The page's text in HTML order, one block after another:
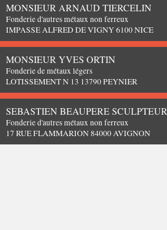
MONSIEUR ARNAUD TIERCELIN
Fonderie d'autres métaux non ferreux
IMPASSE ALFRED DE VIGNY 6100 NICE
MONSIEUR YVES ORTIN
Fonderie de métaux légers
LOTISSEMENT N 13 13790 PEYNIER
SEBASTIEN BEAUPERE SCULPTEUR
Fonderie d'autres métaux non ferreux
17 RUE FLAMMARION 84000 AVIGNON